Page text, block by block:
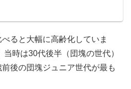
ると大幅に高齢化していま
時は30代後半（団塊の世代）
後の団塊ジュニア世代が最も